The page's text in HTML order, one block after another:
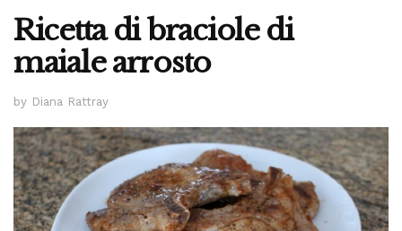
Ricetta di braciole di
maiale arrosto
by Diana Rattray